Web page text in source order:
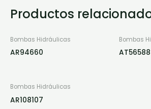
Productos
Bombas Hidráulicas
AR94660
Bombas
AT56588
Bombas Hidráulicas
AR108107